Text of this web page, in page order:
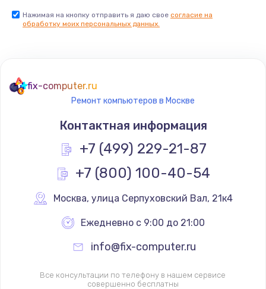
Нажимая на кнопку отправить я даю свое согласие на
обработку моих персональных данных.
fix-computer.ru
Ремонт компьютеров в Москве
Контактная информация
+7 (499) 229-21-87
+7 (800) 100-40-54
Москва, улица Серпуховский Вал, 21к4
Ежедневно с 9:00 до 21:00
info@fix-computer.ru
Все консультации по телефону в нашем сервисе
совершенно бесплатны